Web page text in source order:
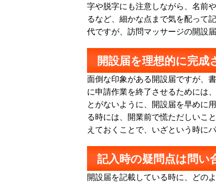
字や脱字にも注意しながら、名前
るなど、細かな点まで気を配って
代ですが、訪問マッサージの開設
開設届を理想的に完成
面倒な印象がある開設届ですが、
に申請作業を終了させるためには
とがないように、開設届を早めに
る時には、開業前で慌ただしいこ
えておくことで、いざという時に
記入時の疑問点は問い
開設届を記載している時に、どの